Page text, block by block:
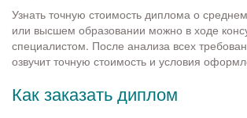
Узнать точную стоимость диплома о
или высшем образовании можно в ходе
специалистом. После анализа всех
озвучит точную стоимость и условия
Как заказать диплом